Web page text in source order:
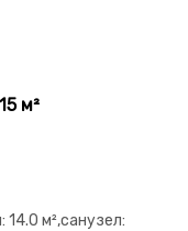
м²
14.0 м²,санузел: